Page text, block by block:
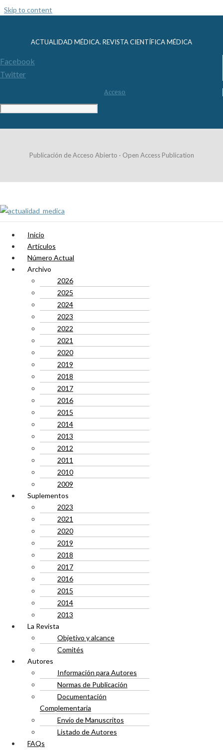
Skip to content
ACTUALIDAD MÉDICA. REVISTA CIENTÍFICA MÉDICA
Facebook
Twitter
Acceso
Publicación de Acceso Abierto · Open Access Publication
Inicio
Artículos
Número Actual
Archivo
2026
2025
2024
2023
2022
2021
2020
2019
2018
2017
2016
2015
2014
2013
2012
2011
2010
2009
Suplementos
2023
2021
2020
2019
2018
2017
2016
2015
2014
2013
La Revista
Objetivo y alcance
Comités
Autores
Información para Autores
Normas de Publicación
Documentación
Complementaria
Envío de Manuscritos
Listado de Autores
FAQs